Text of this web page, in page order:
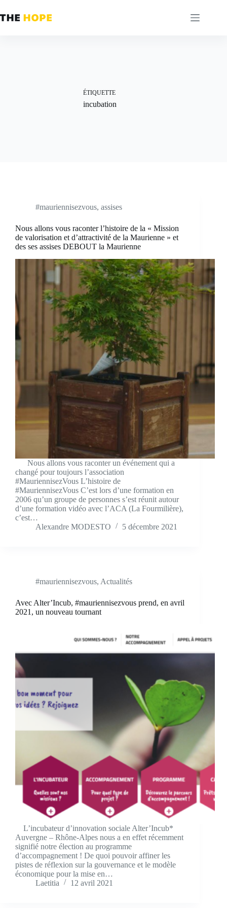
au
contenu
ÉTIQUETTE
incubation
#mauriennisezvous, assises
Nous allons vous raconter l’histoire de la « Mission
de valorisation et d’attractivité de la Maurienne » et
des ses assises DEBOUT la Maurienne
Nous allons vous raconter un événement qui a
changé pour toujours l’association
#MauriennisezVous L’histoire de
#MauriennisezVous C’est lors d’une formation en
2006 qu’un groupe de personnes s’est réunit autour
d’une formation vidéo avec l’ACA (La Fourmilière),
c’est…
Alexandre MODESTO
5 décembre 2021
#mauriennisezvous, Actualités
Avec Alter’Incub, #mauriennisezvous prend, en avril
2021, un nouveau tournant
L’incubateur d’innovation sociale Alter’Incub*
Auvergne – Rhône-Alpes nous a en effet récemment
signifié notre élection au programme
d’accompagnement ! De quoi pouvoir affiner les
pistes de réflexion sur la gouvernance et le modèle
économique pour la mise en…
Laetitia
12 avril 2021